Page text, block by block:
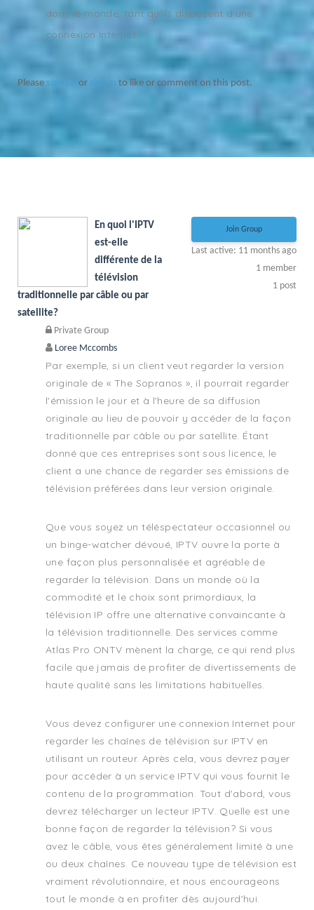
dans le monde, tant qu'ils disposent d'une
connexion Internet.
Please sign up or sign in to like or comment on this post.
Join Group
Last active: 11 months ago
1 member
1 post
En quoi l'IPTV
est-elle
différente de la
télévision
traditionnelle par câble ou par
satellite?
Private Group
Loree Mccombs
Par exemple, si un client veut regarder la version
originale de « The Sopranos », il pourrait regarder
l'émission le jour et à l'heure de sa diffusion
originale au lieu de pouvoir y accéder de la façon
traditionnelle par câble ou par satellite. Étant
donné que ces entreprises sont sous licence, le
client a une chance de regarder ses émissions de
télévision préférées dans leur version originale.
Que vous soyez un téléspectateur occasionnel ou
un binge-watcher dévoué, IPTV ouvre la porte à
une façon plus personnalisée et agréable de
regarder la télévision. Dans un monde où la
commodité et le choix sont primordiaux, la
télévision IP offre une alternative convaincante à
la télévision traditionnelle. Des services comme
Atlas Pro ONTV mènent la charge, ce qui rend plus
facile que jamais de profiter de divertissements de
haute qualité sans les limitations habituelles.
Vous devez configurer une connexion Internet pour
regarder les chaînes de télévision sur IPTV en
utilisant un routeur. Après cela, vous devrez payer
pour accéder à un service IPTV qui vous fournit le
contenu de la programmation. Tout d'abord, vous
devrez télécharger un lecteur IPTV. Quelle est une
bonne façon de regarder la télévision? Si vous
avez le câble, vous êtes généralement limité à une
ou deux chaînes. Ce nouveau type de télévision est
vraiment révolutionnaire, et nous encourageons
tout le monde à en profiter dès aujourd'hui.